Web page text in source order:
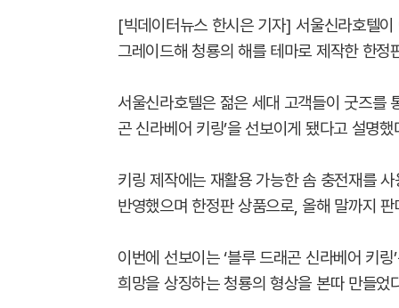
[빅데이터뉴스 한시은 기자] 서울신라호텔
그레이드해 청룡의 해를 테마로 제작한 한정
서울신라호텔은 젊은 세대 고객들이 굿즈를
곤 신라베어 키링’을 선보이게 됐다고 설명했
키링 제작에는 재활용 가능한 솜 충전재를
반영했으며 한정판 상품으로, 올해 말까지
이번에 선보이는 ‘블루 드래곤 신라베어 키
희망을 상징하는 청룡의 형상을 본따 만들었